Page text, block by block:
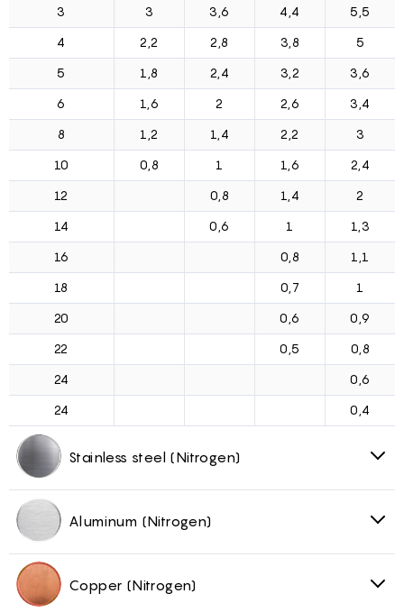
3 3 3,6 4,4 5,5
4 2,2 2,8 3,8 5
5 1,8 2,4 3,2 3,6
6 1,6 2 2,6 3,4
8 1,2 1,4 2,2 3
10 0,8 1 1,6 2,4
12 0,8 1,4 2
14 0,6 1 1,3
16 0,8 1,1
18 0,7 1
20 0,6 0,9
22 0,5 0,8
24 0,6
24 0,4
Stainless steel (Nitrogen)
Aluminum (Nitrogen)
Copper (Nitrogen)